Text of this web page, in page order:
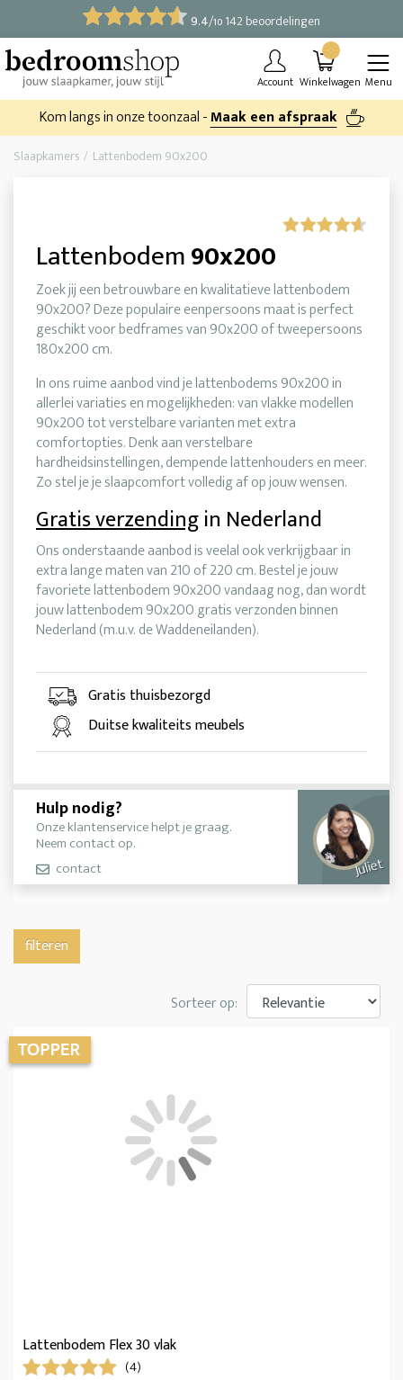
9.4/10 142 beoordelingen
Account Winkelwagen Menu
Kom langs in onze toonzaal -Maak een afspraak
Slaapkamers Lattenbodem 90x200
Lattenbodem90x200
Zoek jij een betrouwbare en kwalitatieve lattenbodem
90x200? Deze populaire eenpersoons maat is perfect
geschikt voor bedframes van 90x200 of tweepersoons
180x200 cm.
In ons ruime aanbod vind je lattenbodems 90x200 in
allerlei variaties en mogelijkheden: van vlakke modellen
90x200 tot verstelbare varianten met extra
comfortopties. Denk aan verstelbare
hardheidsinstellingen, dempende lattenhouders en meer.
Zo stel je je slaapcomfort volledig af op jouw wensen.
Gratis verzendingin Nederland
Ons onderstaande aanbod is veelal ook verkrijgbaar in
extra lange maten van 210 of 220 cm. Bestel je jouw
favoriete lattenbodem 90x200 vandaag nog, dan wordt
jouw lattenbodem 90x200 gratis verzonden binnen
Nederland (m.u.v. de Waddeneilanden).
Gratis thuisbezorgd
Duitse kwaliteits meubels
Hulp nodig?
Onze klantenservice helpt je graag.
Neem contact op.
contact
Juliet
filteren
Sorteer op:
Lattenbodem Flex 30 vlak
(4)